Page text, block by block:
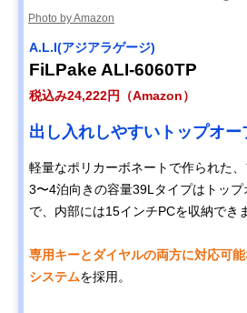
Photo by Amazon
A.L.I(アジアラゲージ)
FiLPake ALI-6060TP
税込み24,222円（Amazon）
出し入れしやすいトップオー
軽量なポリカーボネートで作られた、
3〜4泊向きの容量39Lタイプはトップ
で、内部には15インチPCを収納でき
専用キーとダイヤルの両方に対応可
システムを採用。